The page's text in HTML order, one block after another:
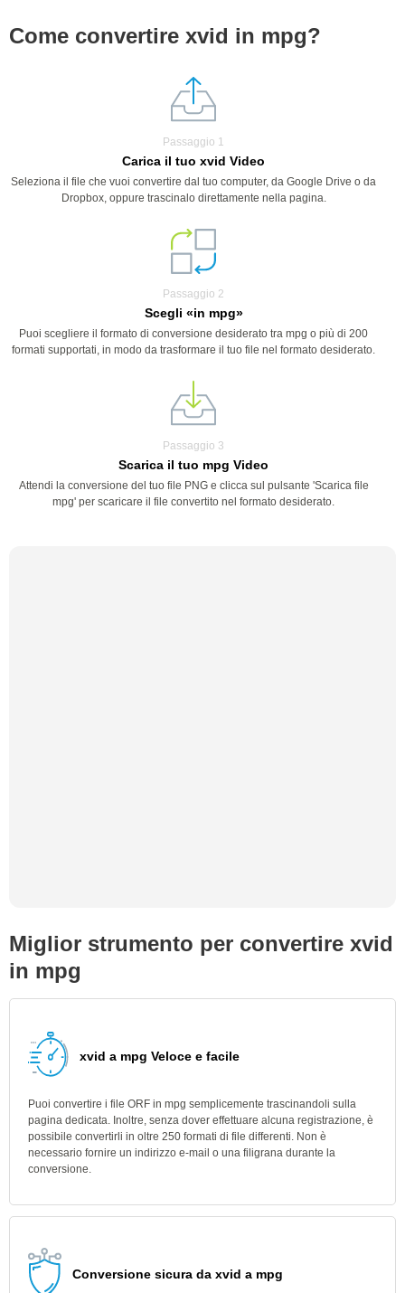
Come convertire xvid in mpg?
Passaggio 1
Carica il tuo xvid Video
Seleziona il file che vuoi convertire dal tuo computer, da Google Drive o da
Dropbox, oppure trascinalo direttamente nella pagina.
Passaggio 2
Scegli «in mpg»
Puoi scegliere il formato di conversione desiderato tra mpg o più di 200
formati supportati, in modo da trasformare il tuo file nel formato desiderato.
Passaggio 3
Scarica il tuo mpg Video
Attendi la conversione del tuo file PNG e clicca sul pulsante 'Scarica file
mpg' per scaricare il file convertito nel formato desiderato.
Miglior strumento per convertire xvid
in mpg
xvid a mpg Veloce e facile
Puoi convertire i file ORF in mpg semplicemente trascinandoli sulla
pagina dedicata. Inoltre, senza dover effettuare alcuna registrazione, è
possibile convertirli in oltre 250 formati di file differenti. Non è
necessario fornire un indirizzo e-mail o una filigrana durante la
conversione.
Conversione sicura da xvid a mpg